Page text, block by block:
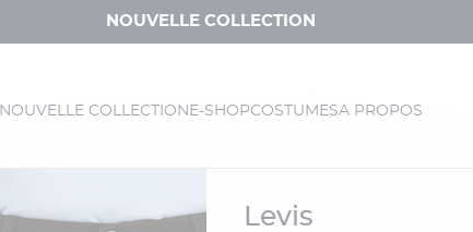
NOUVELLE COLLECTION
NOUVELLE COLLECTION E-SHOPCOSTUMESA PROPOS
levis